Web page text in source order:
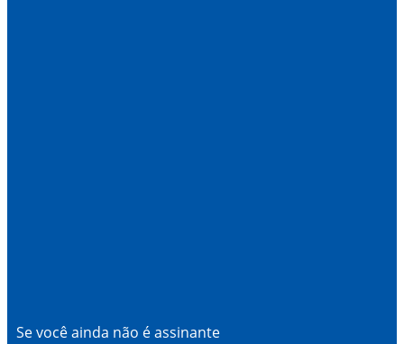
Se você ainda não é assinante